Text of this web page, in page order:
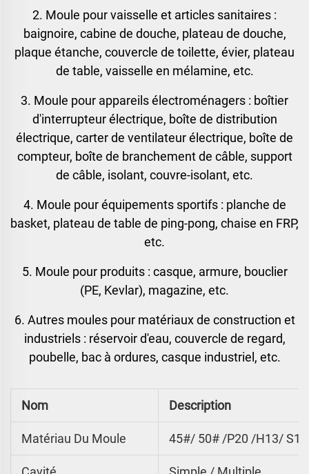
2. Moule pour vaisselle et articles sanitaires :
baignoire, cabine de douche, plateau de douche,
plaque étanche, couvercle de toilette, évier, plateau
de table, vaisselle en mélamine, etc.
3. Moule pour appareils électroménagers : boîtier
d'interrupteur électrique, boîte de distribution
électrique, carter de ventilateur électrique, boîte de
compteur, boîte de branchement de câble, support
de câble, isolant, couvre-isolant, etc.
4. Moule pour équipements sportifs : planche de
basket, plateau de table de ping-pong, chaise en FRP,
etc.
5. Moule pour produits : casque, armure, bouclier
(PE, Kevlar), magazine, etc.
6. Autres moules pour matériaux de construction et
industriels : réservoir d'eau, couvercle de regard,
poubelle, bac à ordures, casque industriel, etc.
Nom Description
Matériau Du Moule 45#/ 50# /P20 /H13/